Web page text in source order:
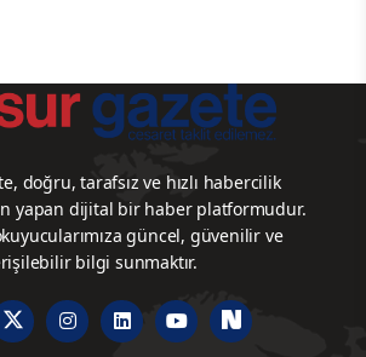
doğru, tarafsız ve hızlı habercilik
yapan dijital bir haber platformudur.
güncel, güvenilir ve
bilgi sunmaktır.